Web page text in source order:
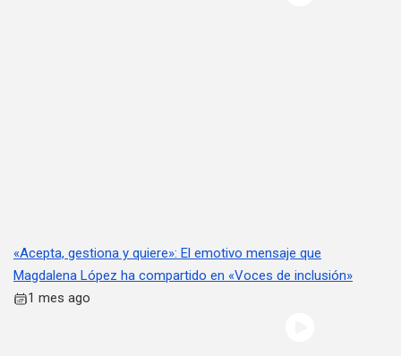
«Acepta, gestiona y quiere»: El emotivo mensaje que
Magdalena López ha compartido en «Voces de inclusión»
1 mes ago